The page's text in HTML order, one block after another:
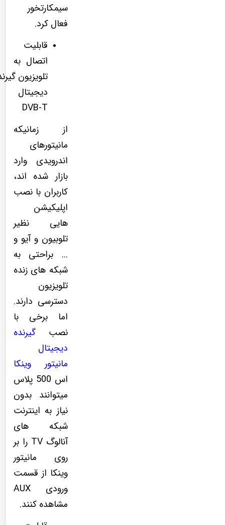
سیمکارتخور
فعال کرد.
قابلیت
اتصال به
تلویزیون
دیجیتال
DVB-T
از زمانیکه
مانیتورهای
اندرویدی وارد
بازار شده اند،
کاربران با نصب
اپلیکیشن
هایی نظیر
تلوبیون و آیو و
... براحتی به
شبکه های زنده
تلویزیون
دسترسی دارند.
اما برخی با
نصب گیرنده
دیجیتال
مانیتور وینکا
اس 500 پلاس
میتوانند بدون
نیاز به اینترنت
شبکه های
آنالوگ TV را بر
روی مانیتور
وینکا از قسمت
ورودی AUX
مشاهده کنند.